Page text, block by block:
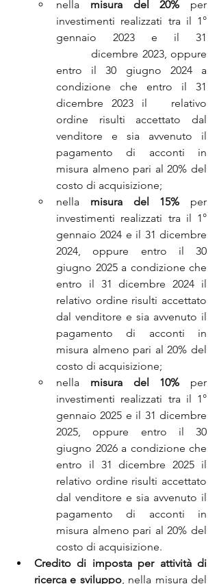
nella misura del 20% per
investimenti realizzati tra il 1°
gennaio 2023 e il 31
entro il 30 giugno 2024 a
condizione che entro il 31
dicembre 2023 il   relativo
ordine risulti accettato dal
venditore e sia avvenuto il
pagamento di acconti in
misura almeno pari al 20% del
costo di acquisizione;
nella misura del 15% per
investimenti realizzati tra il 1°
gennaio 2024 e il 31 dicembre
2024, oppure entro il 30
giugno 2025 a condizione che
entro il 31 dicembre 2024 il
relativo ordine risulti accettato
dal venditore e sia avvenuto il
pagamento di acconti in
misura almeno pari al 20% del
costo di acquisizione;
nella misura del 10% per
investimenti realizzati tra il 1°
gennaio 2025 e il 31 dicembre
2025, oppure entro il 30
giugno 2026 a condizione che
entro il 31 dicembre 2025 il
relativo ordine risulti accettato
dal venditore e sia avvenuto il
pagamento di acconti in
misura almeno pari al 20% del
costo di acquisizione.
Credito di imposta per attività di
ricerca e sviluppo, nella misura del